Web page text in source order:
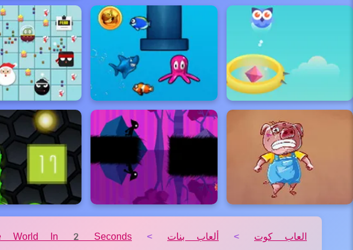
العاب كوت > ألعاب بنات >
World In 2 Seconds